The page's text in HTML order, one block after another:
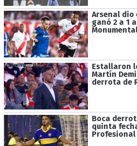
Arsenal dio
ganó 2 a 1
Estallaron
Martín
derrota de
Boca
quinta
Profesional